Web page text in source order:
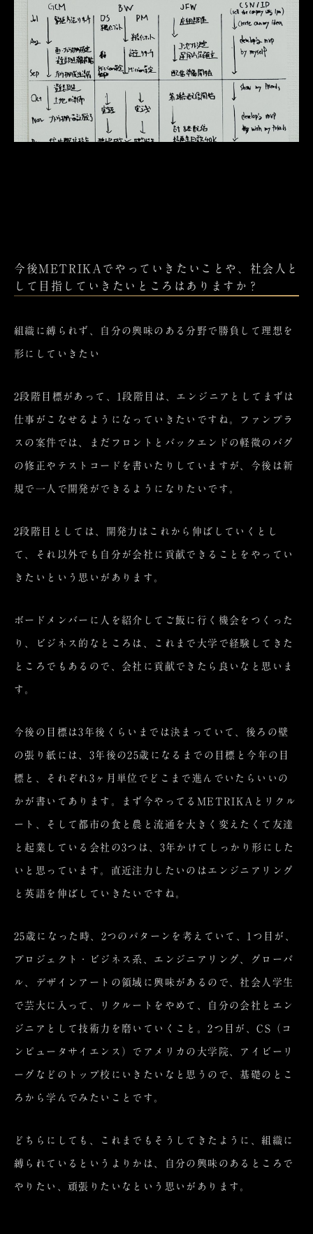
今後METRIKAでやっていきたいことや、社会人と
して目指していきたいところはありますか？
組織に縛られず、自分の興味のある分野で勝負して理想を
形にしていきたい
2段階目標があって、1段階目は、エンジニアとしてまずは
仕事がこなせるようになっていきたいですね。ファンプラ
スの案件では、まだフロントとバックエンドの軽微のバグ
の修正やテストコードを書いたりしていますが、今後は新
規で一人で開発ができるようになりたいです。
2段階目としては、開発力はこれから伸ばしていくとし
て、それ以外でも自分が会社に貢献できることをやってい
きたいという思いがあります。
ボードメンバーに人を紹介してご飯に行く機会をつくった
り、ビジネス的なところは、これまで大学で経験してきた
ところでもあるので、会社に貢献できたら良いなと思いま
す。
今後の目標は3年後くらいまでは決まっていて、後ろの壁
の張り紙には、3年後の25歳になるまでの目標と今年の目
標と、それぞれ3ヶ月単位でどこまで進んでいたらいいの
かが書いてあります。まず今やってるMETRIKAとリクル
ート、そして都市の食と農と流通を大きく変えたくて友達
と起業している会社の3つは、3年かけてしっかり形にした
いと思っています。直近注力したいのはエンジニアリング
と英語を伸ばしていきたいですね。
25歳になった時、2つのパターンを考えていて、1つ目が、
プロジェクト・ビジネス系、エンジニアリング、グローバ
ル、デザインアートの領域に興味があるので、社会人学生
で芸大に入って、リクルートをやめて、自分の会社とエン
ジニアとして技術力を磨いていくこと。2つ目が、CS（コ
ンピュータサイエンス）でアメリカの大学院、アイビーリ
ーグなどのトップ校にいきたいなと思うので、基礎のとこ
ろから学んでみたいことです。
どちらにしても、これまでもそうしてきたように、組織に
縛られているというよりかは、自分の興味のあるところで
やりたい、頑張りたいなという思いがあります。